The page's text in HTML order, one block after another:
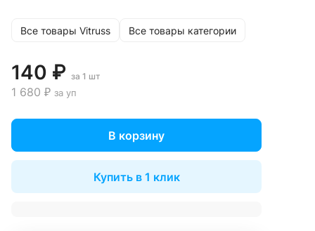
Все товары Vitruss Все товары категории
140 ₽ за 1 шт
1 680 ₽ за уп
В корзину
Купить в 1 клик